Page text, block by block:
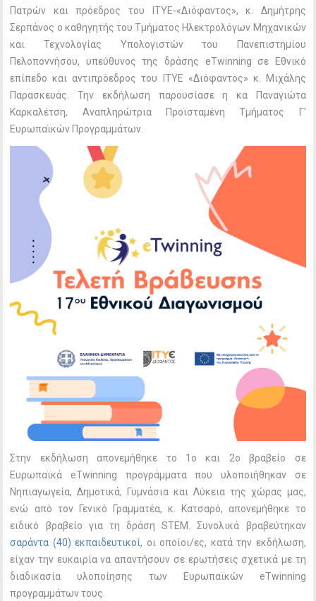
Πατρών και πρόεδρος του ΙΤΥΕ-«Διόφαντος», κ. Δημήτρης
Σερπάνος ο καθηγητής του Τμήματος Ηλεκτρολόγων Μηχανικών
και Τεχνολογίας Υπολογιστών του Πανεπιστημίου
Πελοποννήσου, υπεύθυνος της δράσης eTwinning σε Εθνικό
επίπεδο και αντιπρόεδρος του ΙΤΥΕ «Διόφαντος» κ. Μιχάλης
Παρασκευάς. Την εκδήλωση παρουσίασε η κα Παναγιώτα
Καρκαλέτση, Αναπληρώτρια Προϊσταμένη Τμήματος Γ'
Ευρωπαϊκών Προγραμμάτων.
Στην εκδήλωση απονεμήθηκε το 1ο και 2ο βραβείο σε
Ευρωπαϊκά eTwinning προγράμματα που υλοποιήθηκαν σε
Νηπιαγωγεία, Δημοτικά, Γυμνάσια και Λύκεια της χώρας μας,
ενώ από τον Γενικό Γραμματέα, κ. Κατσαρό, απονεμήθηκε το
ειδικό βραβείο για τη δράση STEM. Συνολικά βραβεύτηκαν
σαράντα (40) εκπαιδευτικοί, οι οποίοι/ες, κατά την εκδήλωση,
είχαν την ευκαιρία να απαντήσουν σε ερωτήσεις σχετικά με τη
διαδικασία υλοποίησης των Ευρωπαϊκών eTwinning
προγραμμάτων τους.